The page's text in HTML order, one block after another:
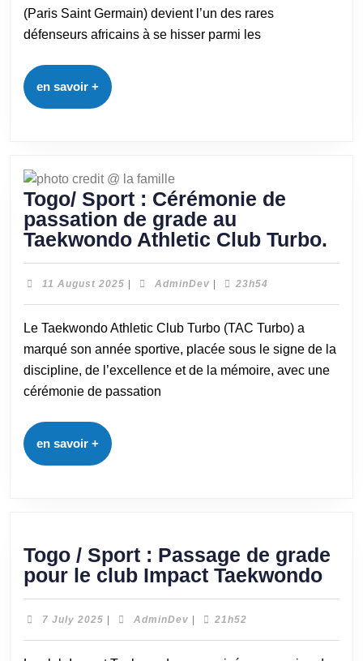
(Paris Saint Germain) devient l’un des rares
défenseurs africains à se hisser parmi les
en savoir +
Togo/ Sport : Cérémonie de
passation de grade au
Taekwondo Athletic Club Turbo.
11 August 2025 | AdminDev | 23h54
Le Taekwondo Athletic Club Turbo (TAC Turbo) a
marqué son année sportive, placée sous le signe de la
discipline, de l’excellence et de la mémoire, avec une
cérémonie de passation
en savoir +
Togo / Sport : Passage de grade
pour le club Impact Taekwondo
7 July 2025 | AdminDev | 21h52